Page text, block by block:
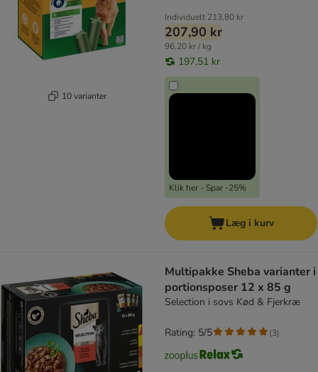
10 varianter
Individuelt 213,80 kr
207,90 kr
96,20 kr / kg
197,51 kr
Klik her - Spar -25%
Læg i kurv
Multipakke Sheba varianter i
portionsposer 12 x 85 g
Selection i sovs Kød & Fjerkræ
Rating: 5/5 (3)